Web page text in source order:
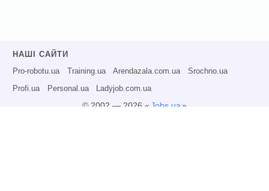
НАШІ САЙТИ
Pro-robotu.ua Training.ua Arendazala.com.ua Srochno.ua
Profi.ua Personal.ua Ladyjob.com.ua
© 2002 — 2026 « Jobs.ua»